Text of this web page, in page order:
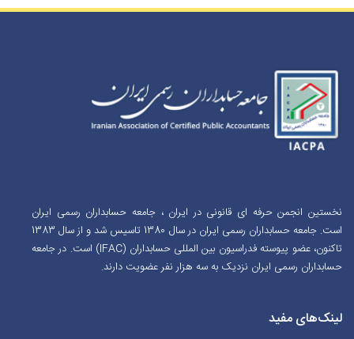
نخستین انجمن حرفه ای قانونی در ایران ، جامعه حسابداران رسمی ایران
است. جامعه حسابداران رسمی ایران در سال 1380 تاسیس شد و از سال 1383
تاکنون، عضو پیوسته فدراسیون بین المللی حسابداران (IFAC) است. در جامعه
حسابداران رسمی ایران نزدیک به سه هزار نفر عضویت دارند.
لینک‌های مفید